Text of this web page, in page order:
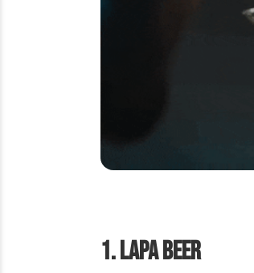
1. Lapa Beer